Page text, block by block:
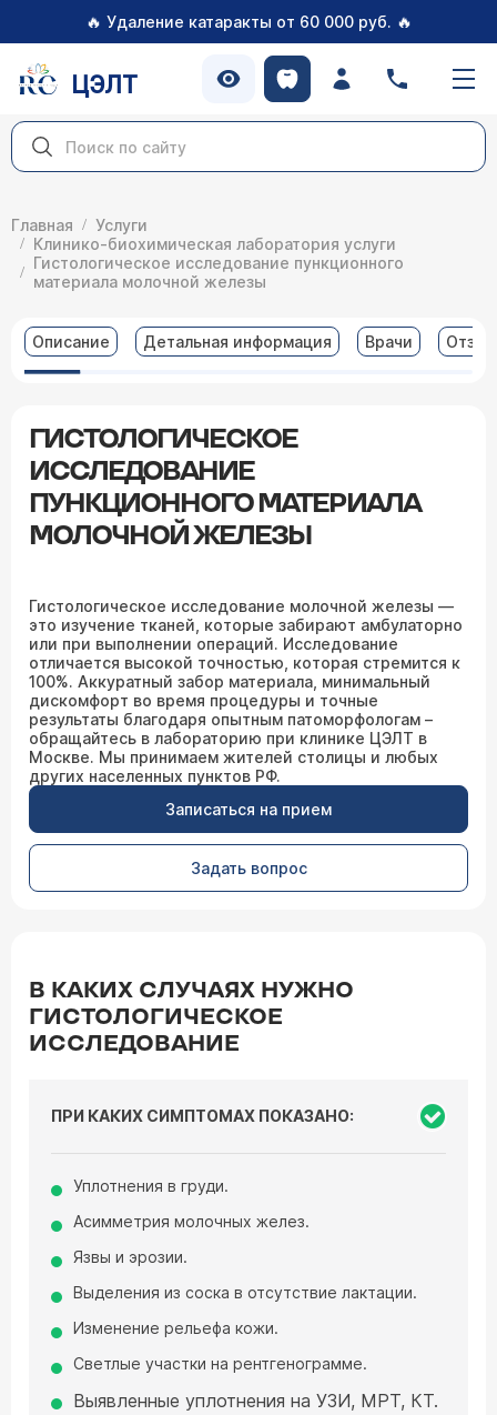
🔥 Удаление катаракты от 60 000 руб. 🔥
ЦЭЛТ
Главная
Услуги
Клинико-биохимическая лаборатория услуги
Гистологическое исследование пункционного
материала молочной железы
Описание Детальная информация Врачи
ГИСТОЛОГИЧЕСКОЕ
ИССЛЕДОВАНИЕ
ПУНКЦИОННОГО МАТЕРИАЛА
МОЛОЧНОЙ ЖЕЛЕЗЫ
Гистологическое исследование молочной железы —
это изучение тканей, которые забирают амбулаторно
или при выполнении операций. Исследование
отличается высокой точностью, которая стремится к
100%. Аккуратный забор материала, минимальный
дискомфорт во время процедуры и точные
результаты благодаря опытным патоморфологам –
обращайтесь в лабораторию при клинике ЦЭЛТ в
Москве. Мы принимаем жителей столицы и любых
других населенных пунктов РФ.
Записаться на прием
Задать вопрос
В КАКИХ СЛУЧАЯХ НУЖНО
ГИСТОЛОГИЧЕСКОЕ
ИССЛЕДОВАНИЕ
ПРИ КАКИХ СИМПТОМАХ ПОКАЗАНО:
Уплотнения в груди.
Асимметрия молочных желез.
Язвы и эрозии.
Выделения из соска в отсутствие лактации.
Изменение рельефа кожи.
Светлые участки на рентгенограмме.
Выявленные уплотнения на УЗИ, МРТ, КТ.